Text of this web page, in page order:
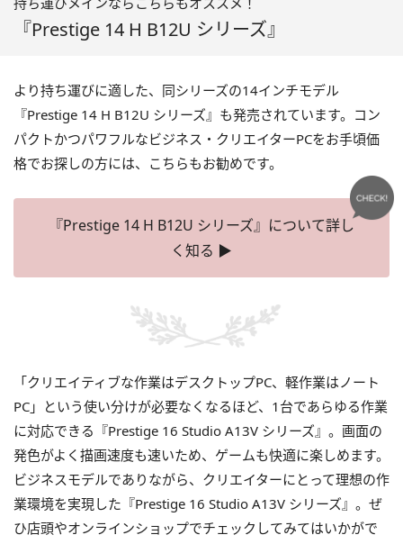
『Prestige 14 H B12U シリーズ』
より持ち運びに適した、同シリーズの14インチモデル
『Prestige 14 H B12U シリーズ』も発売されています。コン
パクトかつパワフルなビジネス・クリエイターPCをお手頃価
格でお探しの方には、こちらもお勧めです。
『Prestige 14 H B12U シリーズ』について詳し
く知る ▶
「クリエイティブな作業はデスクトップPC、軽作業はノート
PC」という使い分けが必要なくなるほど、1台であらゆる作業
に対応できる『Prestige 16 Studio A13V シリーズ』。画面の
発色がよく描画速度も速いため、ゲームも快適に楽しめます。
ビジネスモデルでありながら、クリエイターにとって理想の作
業環境を実現した『Prestige 16 Studio A13V シリーズ』。ぜ
ひ店頭やオンラインショップでチェックしてみてはいかがで